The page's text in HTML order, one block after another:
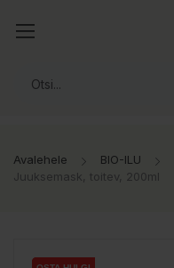
Avalehele BIO-ILU
Juuksemask, toitev, 200ml